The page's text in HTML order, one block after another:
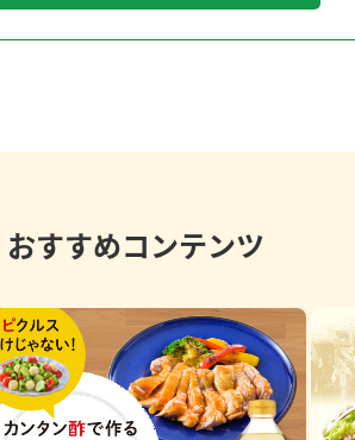
おすすめコンテンツ